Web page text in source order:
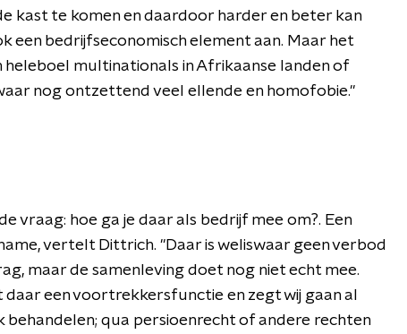
kast te komen en daardoor harder en beter kan
een bedrijfseconomisch element aan. Maar het
heleboel multinationals in Afrikaanse landen of
nog ontzettend veel ellende en homofobie."
vraag: hoe ga je daar als bedrijf mee om?. Een
vertelt Dittrich. "Daar is weliswaar geen verbod
maar de samenleving doet nog niet echt mee.
een voortrekkersfunctie en zegt wij gaan al
behandelen; qua persioenrecht of andere rechten